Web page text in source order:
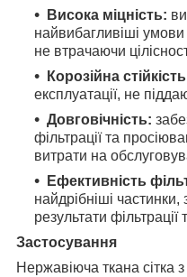
Висока міцність:
найвибагливіші умови
не втрачаючи
Корозійна
експлуатації, не
Довговічність:
фільтрації та
витрати на
Ефективність
найдрібніші
результати
Застосування
Нержавіюча ткана сітка